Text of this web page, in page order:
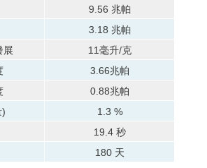
9.56 兆帕
3.18 兆帕
展
11毫升/克
3.66兆帕
0.88兆帕
)
1.3 %
19.4 秒
180 天